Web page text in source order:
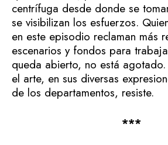
centrífuga desde donde se
se visibilizan los esfuerzos.
en este episodio reclaman más
escenarios y fondos para
queda abierto, no está
el arte, en sus diversas
de los departamentos, resiste.
***